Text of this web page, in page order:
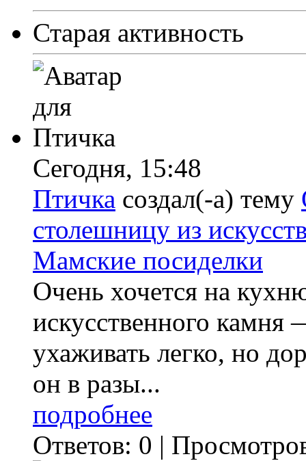
Старая активность
Сегодня, 15:48
Птичка создал(-а) тему
столешницу из
Мамские посиделки
Очень хочется на
искусственного камня
ухаживать легко, но
он в разы...
подробнее
Ответов: 0 |